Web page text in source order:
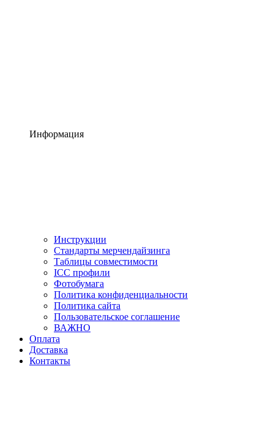
Информация
Инструкции
Стандарты мерчендайзинга
Таблицы совместимости
ICC профили
Фотобумага
Политика конфиденциальности
Политика сайта
Пользовательское соглашение
ВАЖНО
Оплата
Доставка
Контакты